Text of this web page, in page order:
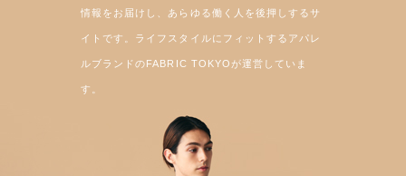
情報をお届けし、あらゆる働く人を後押しするサ
イトです。ライフスタイルにフィットするアパレ
ルブランドのFABRIC TOKYOが運営していま
す。